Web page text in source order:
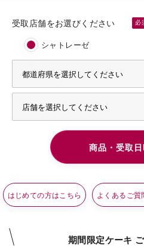
受取店舗をお選びください
シャトレーゼ
はじめての方はこちら よくあるご質
期間限定ケーキ